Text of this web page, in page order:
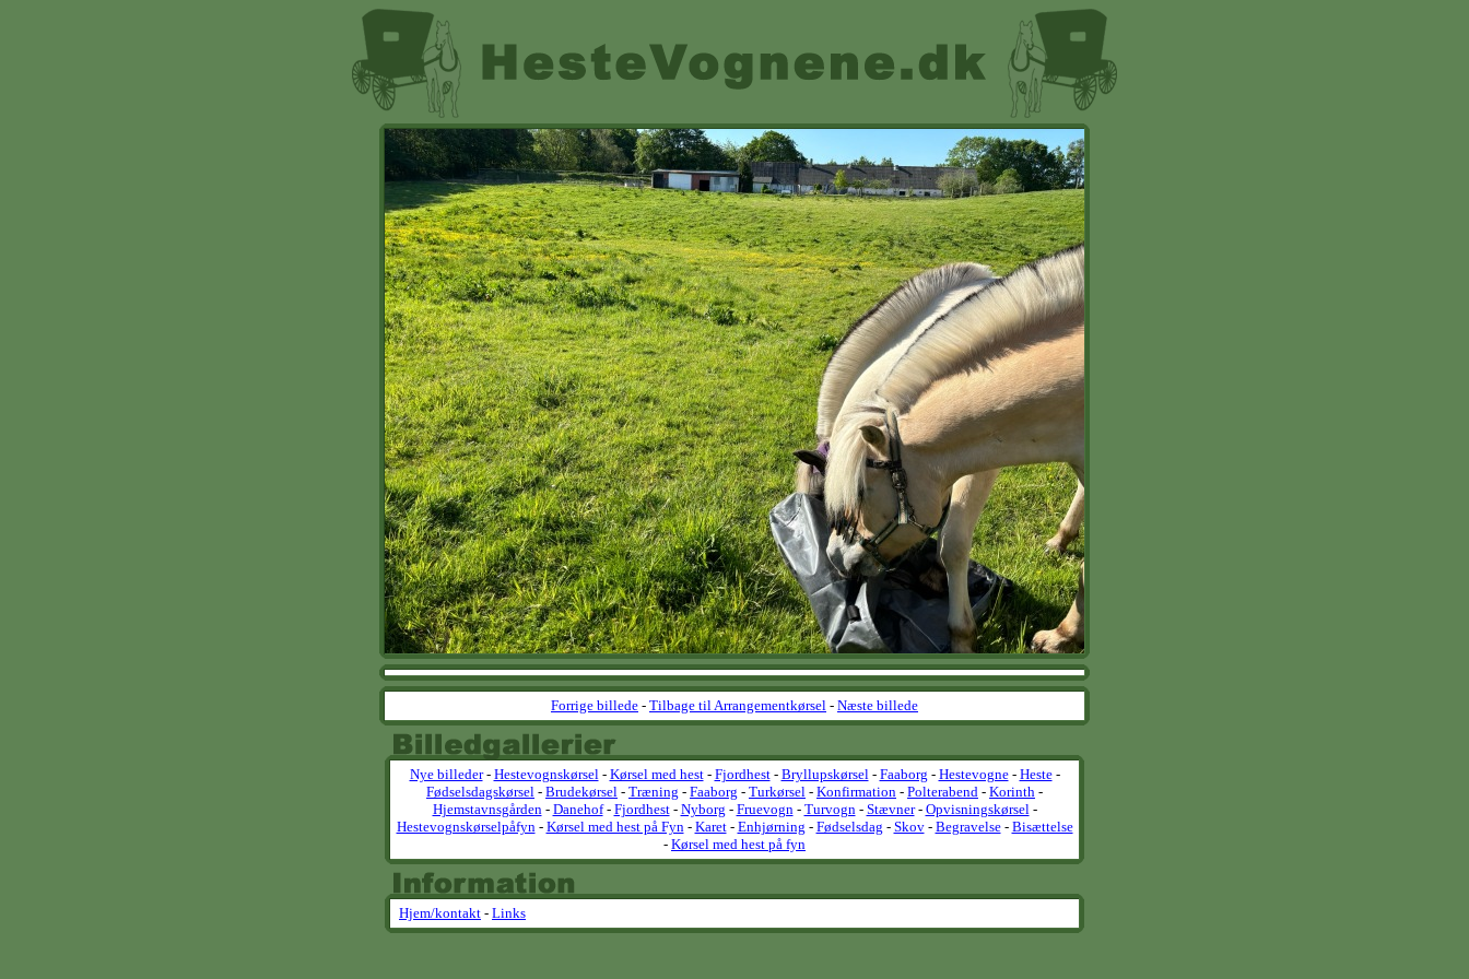
Forrige billede - Tilbage til Arrangementkørsel - Næste billede
Nye billeder- Hestevognskørsel- Kørsel med hest- Fjordhest- Bryllupskørsel- Faaborg - Hestevogne- Heste-
Fødselsdagskørsel - Brudekørsel - Træning - Faaborg - Turkørsel - Konfirmation - Polterabend - Korinth -
Hjemstavnsgården- Danehof- Fjordhest- Nyborg - Fruevogn- Turvogn- Stævner- Opvisningskørsel-
Hestevognskørselpåfyn- Kørsel med hest på Fyn- Karet- Enhjørning - Fødselsdag - Skov- Begravelse- Bisættelse
- Kørsel med hest på fyn
Hjem/kontakt - Links